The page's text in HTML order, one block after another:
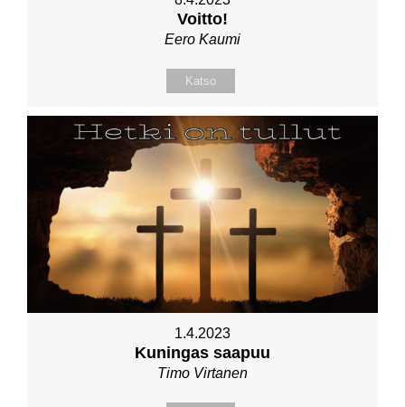
Voitto!
Eero Kaumi
Katso
1.4.2023
Kuningas saapuu
Timo Virtanen